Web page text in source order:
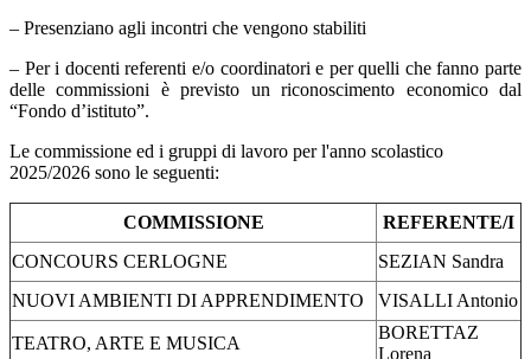
– Presenziano agli incontri che vengono stabiliti
– Per i docenti referenti e/o coordinatori e per quelli che fanno parte
delle commissioni è previsto un riconoscimento economico dal
“Fondo d’istituto”.
Le commissione ed i gruppi di lavoro per l'anno scolastico
2025/2026 sono le seguenti:
COMMISSIONE
REFERENTE/I
CONCOURS CERLOGNE
SEZIAN Sandra
NUOVI AMBIENTI DI APPRENDIMENTO
VISALLI Antonio
TEATRO, ARTE E MUSICA
BORETTAZ
Lorena